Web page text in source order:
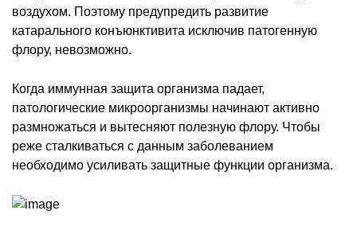
воздухом. Поэтому предупредить развитие
катарального конъюнктивита исключив патогенную
флору, невозможно.
Когда иммунная защита организма падает,
патологические микроорганизмы начинают активно
размножаться и вытесняют полезную флору. Чтобы
реже сталкиваться с данным заболеванием
необходимо усиливать защитные функции организма.